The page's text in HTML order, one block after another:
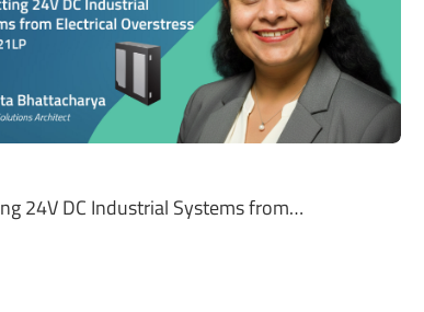
24V DC Industrial Systems from…